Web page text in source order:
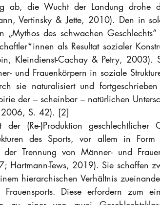
ab, die Wucht der Landung drohe
Vertinsky & Jette, 2010). Den in
„Mythos des schwachen
als Resultat sozialer
Kleindienst-Cachay & Petry, 2003).
und Frauenkörpern in soziale
sie naturalisiert und
der – scheinbar – natürlichen
2006, S. 42). [2]
(Re-)Produktion geschlechtlicher
des Sports, vor allem in
Trennung von Männer- und
Hartmann-Tews, 2019). Sie schaffen
hierarchischen Verhältnis
Diese erfordern zum